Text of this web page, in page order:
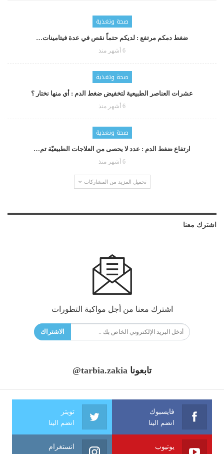
صحة وتغذية
ضغط دمكم مرتفع : لديكم حتماّ نقص في عدة فيتامينات…
6 أشهر منذ
صحة وتغذية
عشرات العناصر الطبيعية لتخفيض ضغط الدم : أي منها نختار ؟
6 أشهر منذ
صحة وتغذية
ارتفاع ضغط الدم : عدد لا يحصى من العلاجات الطبيعيّة تم…
6 أشهر منذ
تحميل المزيد من المشاركات
اشترك معنا
اشترك معنا من أجل مواكبة التطورات
الاشتراك
تابعونا @tarbia.zakia
فايسبوك
انضم الينا
تويتر
انضم الينا
يوتيوب انستغرام